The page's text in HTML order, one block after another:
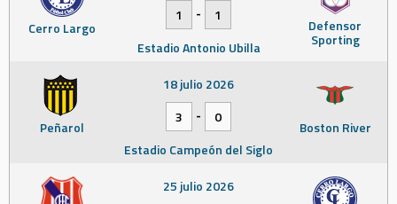
Cerro Largo Defensor
Sporting
1
-
1
Estadio Antonio Ubilla
Peñarol Boston River
18 julio 2026
3
-
0
Estadio Campeón del Siglo
25 julio 2026